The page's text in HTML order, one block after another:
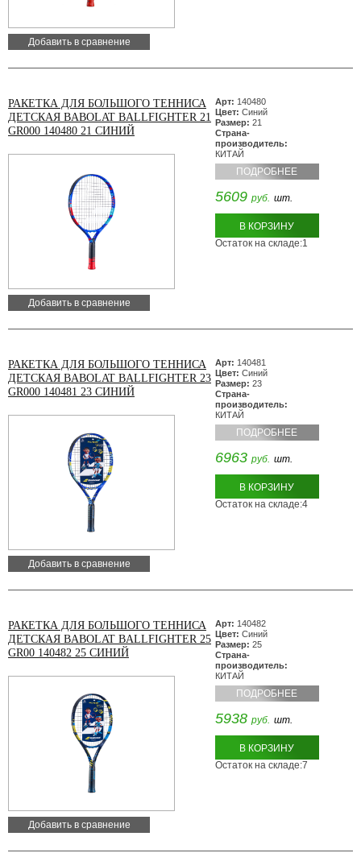
Добавить в сравнение
РАКЕТКА ДЛЯ БОЛЬШОГО ТЕННИСА
ДЕТСКАЯ BABOLAT BALLFIGHTER 21
GR000 140480 21 СИНИЙ
Добавить в сравнение
Арт: 140480
Цвет: Синий
Размер: 21
Страна-
производитель:
КИТАЙ
ПОДРОБНЕЕ
5609 руб. шт.
В КОРЗИНУ
Остаток на складе:1
РАКЕТКА ДЛЯ БОЛЬШОГО ТЕННИСА
ДЕТСКАЯ BABOLAT BALLFIGHTER 23
GR000 140481 23 СИНИЙ
Добавить в сравнение
Арт: 140481
Цвет: Синий
Размер: 23
Страна-
производитель:
КИТАЙ
ПОДРОБНЕЕ
6963 руб. шт.
В КОРЗИНУ
Остаток на складе:4
РАКЕТКА ДЛЯ БОЛЬШОГО ТЕННИСА
ДЕТСКАЯ BABOLAT BALLFIGHTER 25
GR00 140482 25 СИНИЙ
Добавить в сравнение
Арт: 140482
Цвет: Синий
Размер: 25
Страна-
производитель:
КИТАЙ
ПОДРОБНЕЕ
5938 руб. шт.
В КОРЗИНУ
Остаток на складе:7